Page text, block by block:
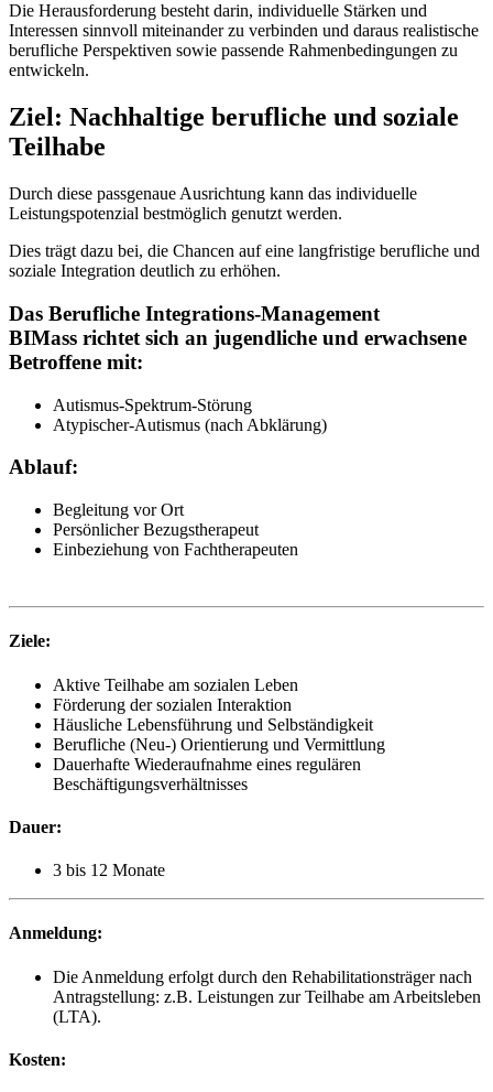
Die Herausforderung besteht darin, individuelle Stärken und
Interessen sinnvoll miteinander zu verbinden und daraus realistische
berufliche Perspektiven sowie passende Rahmenbedingungen zu
entwickeln.
Ziel: Nachhaltige berufliche und soziale
Teilhabe
Durch diese passgenaue Ausrichtung kann das individuelle
Leistungspotenzial bestmöglich genutzt werden.
Dies trägt dazu bei, die Chancen auf eine langfristige berufliche und
soziale Integration deutlich zu erhöhen.
Das Berufliche Integrations-Management
BIMass richtet sich an jugendliche und erwachsene
Betroffene mit:
Autismus-Spektrum-Störung
Atypischer-Autismus (nach Abklärung)
Ablauf:
Begleitung vor Ort
Persönlicher Bezugstherapeut
Einbeziehung von Fachtherapeuten
Ziele:
Aktive Teilhabe am sozialen Leben
Förderung der sozialen Interaktion
Häusliche Lebensführung und Selbständigkeit
Berufliche (Neu-) Orientierung und Vermittlung
Dauerhafte Wiederaufnahme eines regulären
Beschäftigungsverhältnisses
Dauer:
3 bis 12 Monate
Anmeldung:
Die Anmeldung erfolgt durch den Rehabilitationsträger nach
Antragstellung: z.B. Leistungen zur Teilhabe am Arbeitsleben
(LTA).
Kosten: